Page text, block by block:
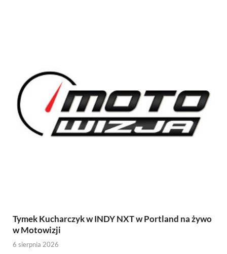
Tymek Kucharczyk w INDY NXT w Portland na żywo
w Motowizji
6 sierpnia 2026